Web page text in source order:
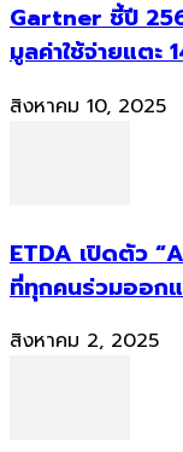
Gartner ชี้ปี
มูลค่าใช้จ่ายแตะ
สิงหาคม 10, 2025
ETDA เปิดตัว
ที่ทุกคนร่วมออก
สิงหาคม 2, 2025